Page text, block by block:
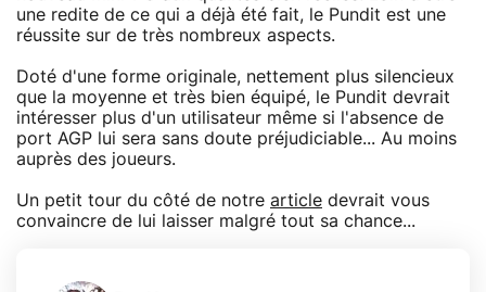
une redite de ce qui a déjà été fait, le Pundit est une
réussite sur de très nombreux aspects.
Doté d'une forme originale, nettement plus silencieux
que la moyenne et très bien équipé, le Pundit devrait
intéresser plus d'un utilisateur même si l'absence de
port AGP lui sera sans doute préjudiciable... Au moins
auprès des joueurs.
Un petit tour du côté de notre article devrait vous
convaincre de lui laisser malgré tout sa chance...